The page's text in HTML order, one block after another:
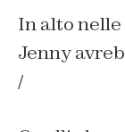
In alto
Jenny
/